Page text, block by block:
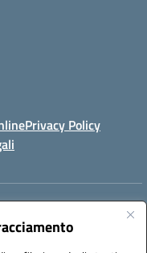
Privacy Policy